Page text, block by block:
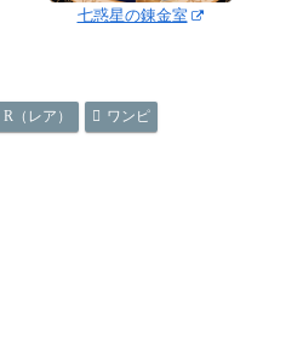
七惑星の錬金室
R（レア） ワンピ